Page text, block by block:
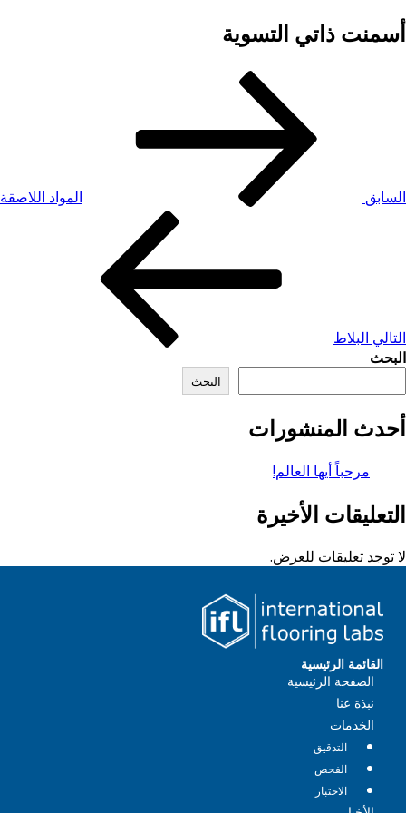
أسمنت ذاتي التسوية
السابق المواد اللاصقة
التالي البلاط
البحث
البحث
أحدث المنشورات
مرحباً أيها العالم!
التعليقات الأخيرة
لا توجد تعليقات للعرض.
القائمة الرئيسية
الصفحة الرئيسية
نبذة عنا
الخدمات
التدقيق
الفحص
الاختبار